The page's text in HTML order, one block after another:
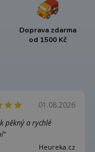
Doprava zdarma
od 1500 Kč
01.08.2026
pěkný a rychlé
Heureka.cz